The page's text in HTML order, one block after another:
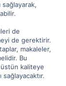
sağlayarak,
de
de gerektirir.
makaleler,
Bu
üstün kaliteye
sağlayacaktır.